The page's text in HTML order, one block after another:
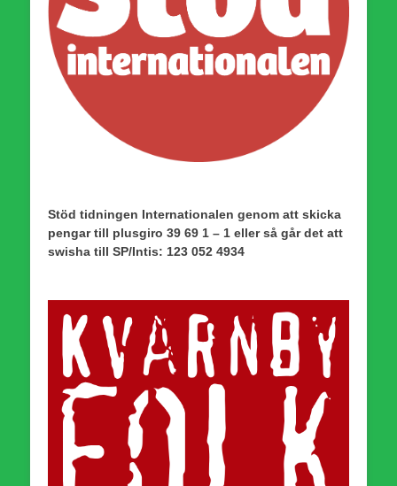
Stöd tidningen Internationalen genom att skicka
pengar till plusgiro 39 69 1 – 1 eller så går det att
swisha till SP/Intis: 123 052 4934